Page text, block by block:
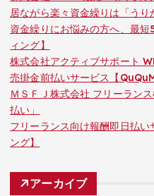
居ながら楽々資金繰りは「うり
資金繰りにお悩みの方へ、最
ィング】
株式会社アクティブサポート
売掛金前払いサービス【
ＭＳＦＪ株式会社 フリーラン
払い」
フリーランス向け報酬即日払
ング】
アーカイブ